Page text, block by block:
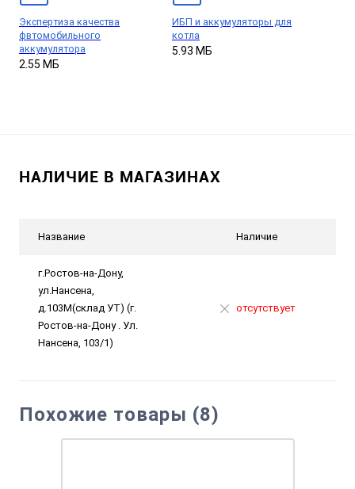
Экспертиза качества
фвтомобильного
аккумулятора
2.55 МБ
ИБП и аккумуляторы для
котла
5.93 МБ
НАЛИЧИЕ В МАГАЗИНАХ
Название Наличие
г.Ростов-на-Дону,
ул.Нансена,
д.103М(склад УТ) (г.
Ростов-на-Дону . Ул.
Нансена, 103/1)
отсутствует
Похожие товары (8)